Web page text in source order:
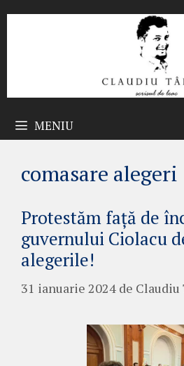
MENIU
comasare alegeri
Protestăm față de
guvernului Ciolacu
alegerile!
31 ianuarie 2024 de Claudiu